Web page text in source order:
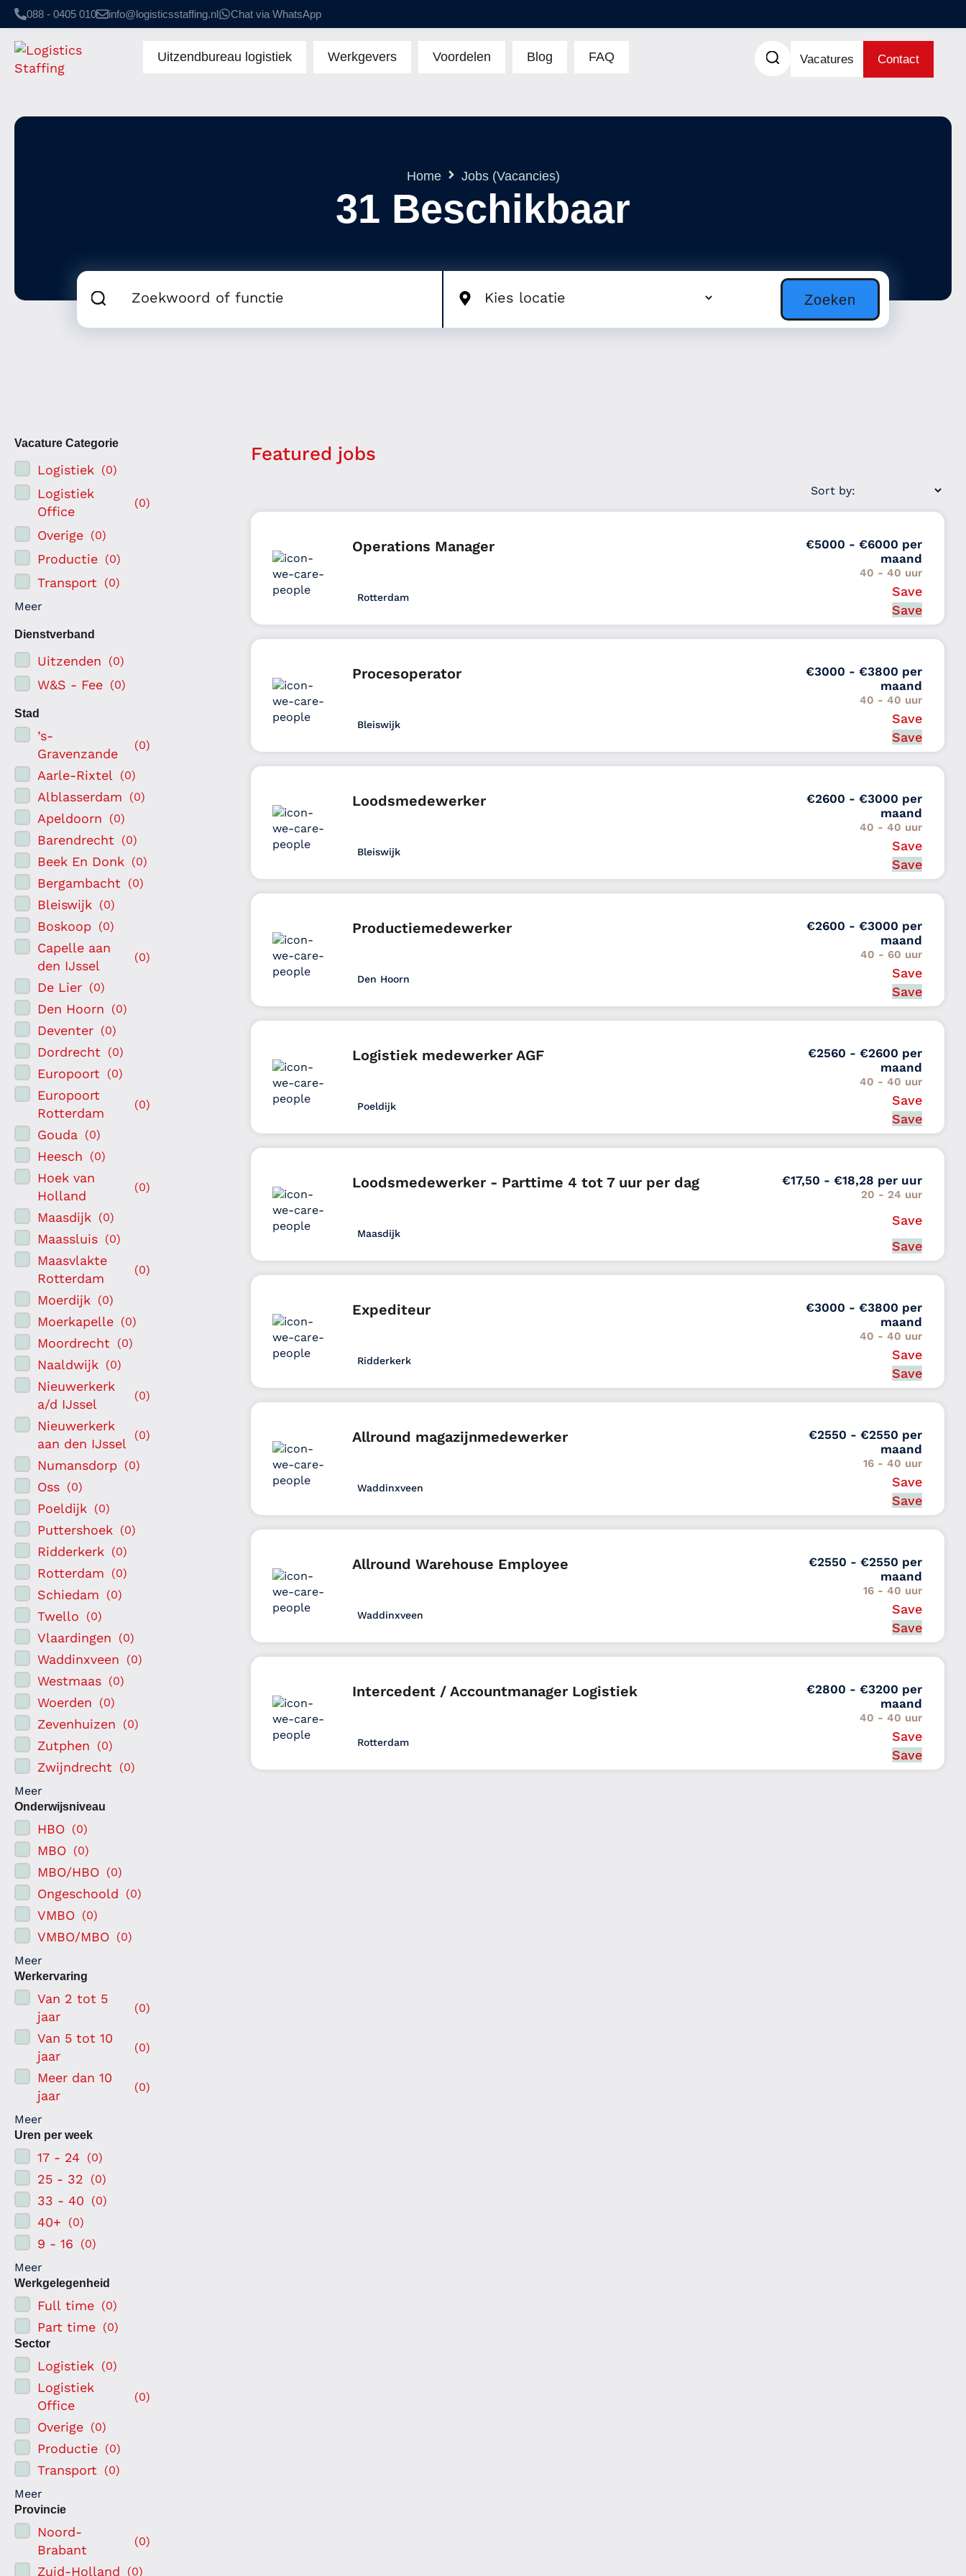
088 - 0405 010 info@logisticsstaffing.nl Chat via WhatsApp
Uitzendbureau logistiek Werkgevers Voordelen Blog FAQ Vacatures Contact
Home Jobs (Vacancies)
31 Beschikbaar
Zoeken
Vacature Categorie
Logistiek (0)
Logistiek
Office
(0)
Overige (0)
Productie (0)
Transport (0)
Meer
Dienstverband
Uitzenden (0)
W&S - Fee (0)
Stad
’s-
Gravenzande
(0)
Aarle-Rixtel (0)
Alblasserdam (0)
Apeldoorn (0)
Barendrecht (0)
Beek En Donk (0)
Bergambacht (0)
Bleiswijk (0)
Boskoop (0)
Capelle aan
den IJssel
(0)
De Lier (0)
Den Hoorn (0)
Deventer (0)
Dordrecht (0)
Europoort (0)
Europoort
Rotterdam
(0)
Gouda (0)
Heesch (0)
Hoek van
Holland
(0)
Maasdijk (0)
Maassluis (0)
Maasvlakte
Rotterdam
(0)
Moerdijk (0)
Moerkapelle (0)
Moordrecht (0)
Naaldwijk (0)
Nieuwerkerk
a/d IJssel
(0)
Nieuwerkerk
aan den IJssel
(0)
Numansdorp (0)
Oss (0)
Poeldijk (0)
Puttershoek (0)
Ridderkerk (0)
Rotterdam (0)
Schiedam (0)
Twello (0)
Vlaardingen (0)
Waddinxveen (0)
Westmaas (0)
Woerden (0)
Zevenhuizen (0)
Zutphen (0)
Zwijndrecht (0)
Meer
Onderwijsniveau
HBO (0)
MBO (0)
MBO/HBO (0)
Ongeschoold (0)
VMBO (0)
VMBO/MBO (0)
Meer
Werkervaring
Van 2 tot 5
jaar
(0)
Van 5 tot 10
jaar
(0)
Meer dan 10
jaar
(0)
Meer
Uren per week
17 - 24 (0)
25 - 32 (0)
33 - 40 (0)
40+ (0)
9 - 16 (0)
Meer
Werkgelegenheid
Full time (0)
Part time (0)
Sector
Logistiek (0)
Logistiek
Office
(0)
Overige (0)
Productie (0)
Transport (0)
Meer
Provincie
Noord-
Brabant
(0)
Zuid-Holland (0)
Featured jobs
Operations Manager
Rotterdam
€5000 - €6000 per
maand
40 - 40 uur
Save
Save
Procesoperator
Bleiswijk
€3000 - €3800 per
maand
40 - 40 uur
Save
Save
Loodsmedewerker
Bleiswijk
€2600 - €3000 per
maand
40 - 40 uur
Save
Save
Productiemedewerker
Den Hoorn
€2600 - €3000 per
maand
40 - 60 uur
Save
Save
Logistiek medewerker AGF
Poeldijk
€2560 - €2600 per
maand
40 - 40 uur
Save
Save
Loodsmedewerker - Parttime 4 tot 7 uur per dag
Maasdijk
€17,50 - €18,28 per uur
20 - 24 uur
Save
Save
Expediteur
Ridderkerk
€3000 - €3800 per
maand
40 - 40 uur
Save
Save
Allround magazijnmedewerker
Waddinxveen
€2550 - €2550 per
maand
16 - 40 uur
Save
Save
Allround Warehouse Employee
Waddinxveen
€2550 - €2550 per
maand
16 - 40 uur
Save
Save
Intercedent / Accountmanager Logistiek
Rotterdam
€2800 - €3200 per
maand
40 - 40 uur
Save
Save